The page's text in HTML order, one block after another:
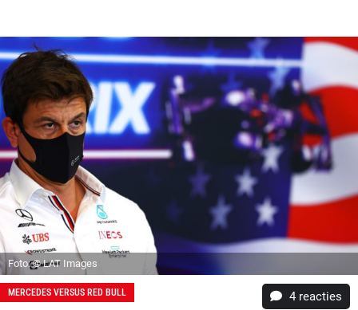
Foto: © LAT Images
MERCEDES VERSUS RED BULL 4 reacties